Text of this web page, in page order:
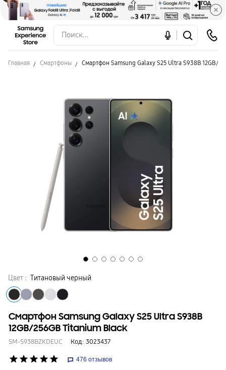
Главная Смартфоны Смартфон Samsung Galaxy S25 Ultra S938B 12GB/
Цвет : Титановый черный
Смартфон Samsung Galaxy S25 Ultra S938B
12GB/256GB Titanium Black
SM-S938BZKDEUC Код: 3023437
star star star star star 476 отзывов